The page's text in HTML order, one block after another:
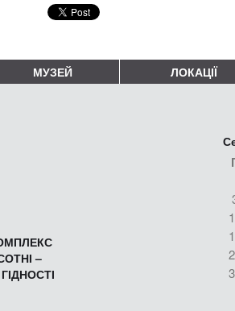
МУЗЕЙ ЛОКАЦІЇ
–